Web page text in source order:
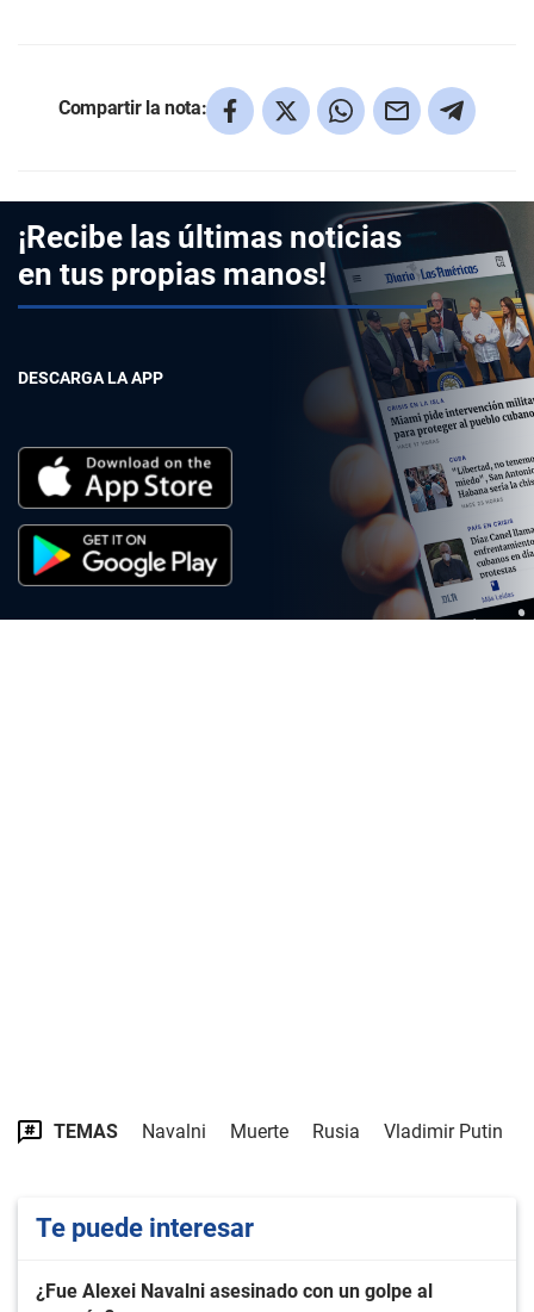
Compartir la nota:
¡Recibe las últimas noticias
en tus propias manos!
DESCARGA LA APP
TEMAS Navalni Muerte Rusia Vladimir Putin
Te puede interesar
¿Fue Alexei Navalni asesinado con un golpe al